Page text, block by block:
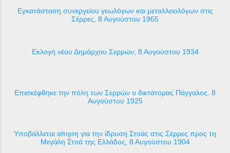
Εγκατάσταση συνεργείου γεωλόγων και μεταλλειολόγων στις
Σέρρες, 8 Αυγούστου 1965
Εκλογή νέου Δημάρχου Σερρών, 8 Αυγούστου 1934
Επισκέφθηκε την πόλη των Σερρών ο δικτάτορας Πάγγαλος. 8
Αυγούστου 1925
Υποβάλλεται αίτηση για την ίδρυση Στοάς στις Σέρρες προς τη
Μεγάλη Στοά της Ελλάδος, 8 Αυγούστου 1904